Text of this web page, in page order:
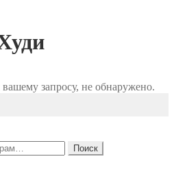
запросу, не обнаружено.
Поиск